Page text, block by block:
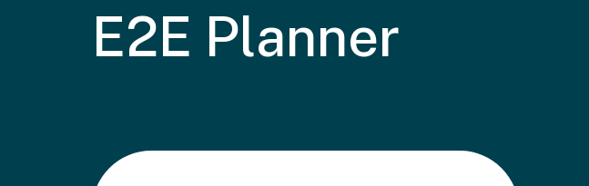
E2E Planner